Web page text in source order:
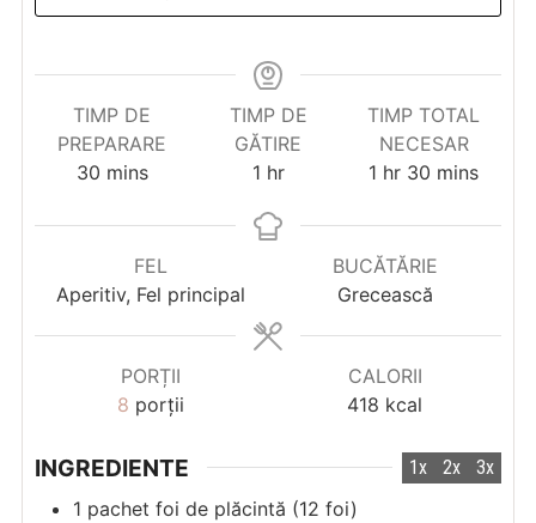
TIMP DE
PREPARARE
30minutes
mins
TIMP DE
GĂTIRE
1hour
hr
TIMP TOTAL
NECESAR
1 hour
hr 30 minutes
mins
FEL
Aperitiv, Fel principal
BUCĂTĂRIE
Grecească
PORȚII
8 porții
CALORII
418 kcal
INGREDIENTE 1x 2x 3x
1 pachet foi de plăcintă (12 foi)